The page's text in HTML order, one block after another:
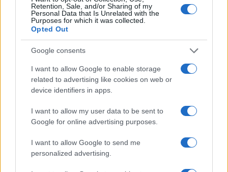
Retention, Sale, and/or Sharing of my
Personal Data that Is Unrelated with the
Purposes for which it was collected.
Opted Out
Google consents
I want to allow Google to enable storage
related to advertising like cookies on web or
device identifiers in apps.
I want to allow my user data to be sent to
Google for online advertising purposes.
I want to allow Google to send me
personalized advertising.
NECROLOGIE
Mario Malu